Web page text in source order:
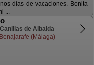
días de vacaciones. Bonita
...
de Albaida
(Málaga)